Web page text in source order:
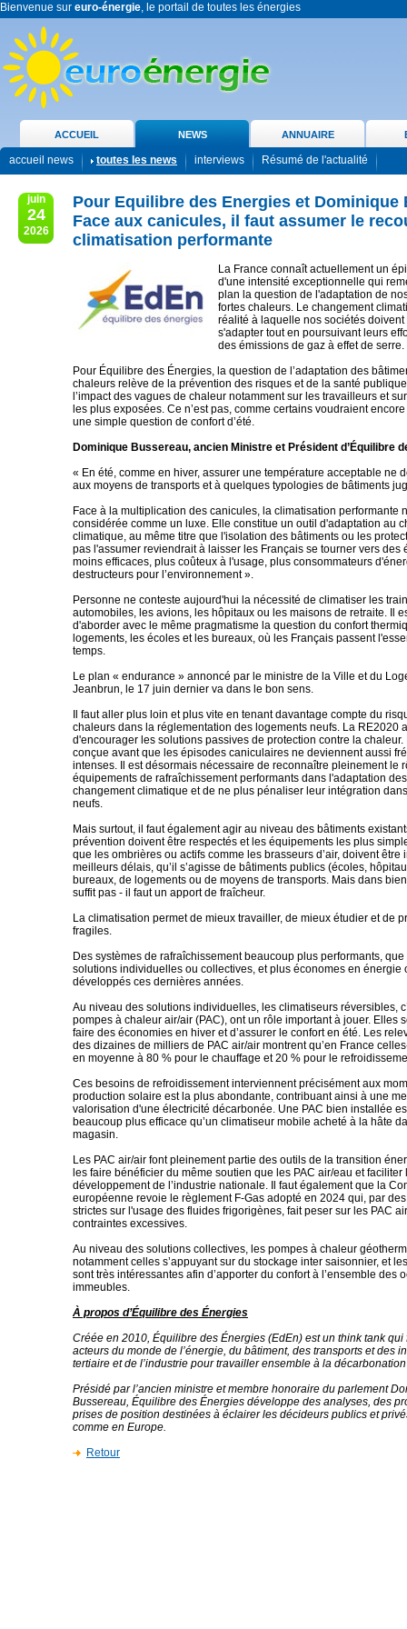
Bienvenue sur euro-énergie, le portail de toutes les énergies
ACCUEIL NEWS ANNUAIRE
accueil news toutes les news interviews Résumé de l'actualité
juin
24
2026
Pour Equilibre des Energies et Dominique
Face aux canicules, il faut assumer le
climatisation performante
La France connaît actuellement un
d'une intensité exceptionnelle qui
plan la question de l'adaptation de
fortes chaleurs. Le changement
réalité à laquelle nos sociétés
s'adapter tout en poursuivant leurs
des émissions de gaz à effet de serre.
Pour Équilibre des Énergies, la question de l’adaptation des
chaleurs relève de la prévention des risques et de la santé
l’impact des vagues de chaleur notamment sur les travailleurs et
les plus exposées. Ce n’est pas, comme certains voudraient
une simple question de confort d’été.
Dominique Bussereau, ancien Ministre et Président d’Équilibre
« En été, comme en hiver, assurer une température acceptable ne
aux moyens de transports et à quelques typologies de bâtiments
Face à la multiplication des canicules, la climatisation performante
considérée comme un luxe. Elle constitue un outil d'adaptation au
climatique, au même titre que l'isolation des bâtiments ou les
pas l'assumer reviendrait à laisser les Français se tourner vers des
moins efficaces, plus coûteux à l'usage, plus consommateurs
destructeurs pour l’environnement ».
Personne ne conteste aujourd'hui la nécessité de climatiser les
automobiles, les avions, les hôpitaux ou les maisons de retraite. Il
d'aborder avec le même pragmatisme la question du confort
logements, les écoles et les bureaux, où les Français passent
temps.
Le plan « endurance » annoncé par le ministre de la Ville et du
Jeanbrun, le 17 juin dernier va dans le bon sens.
Il faut aller plus loin et plus vite en tenant davantage compte du
chaleurs dans la réglementation des logements neufs. La RE2020
d'encourager les solutions passives de protection contre la chaleur.
conçue avant que les épisodes caniculaires ne deviennent aussi
intenses. Il est désormais nécessaire de reconnaître pleinement le
équipements de rafraîchissement performants dans l'adaptation
changement climatique et de ne plus pénaliser leur intégration
neufs.
Mais surtout, il faut également agir au niveau des bâtiments
prévention doivent être respectés et les équipements les plus
que les ombrières ou actifs comme les brasseurs d’air, doivent être
meilleurs délais, qu’il s’agisse de bâtiments publics (écoles,
bureaux, de logements ou de moyens de transports. Mais dans
suffit pas - il faut un apport de fraîcheur.
La climatisation permet de mieux travailler, de mieux étudier et de
fragiles.
Des systèmes de rafraîchissement beaucoup plus performants,
solutions individuelles ou collectives, et plus économes en énergie
développés ces dernières années.
Au niveau des solutions individuelles, les climatiseurs réversibles,
pompes à chaleur air/air (PAC), ont un rôle important à jouer. Elles
faire des économies en hiver et d’assurer le confort en été. Les
des dizaines de milliers de PAC air/air montrent qu’en France
en moyenne à 80 % pour le chauffage et 20 % pour le
Ces besoins de refroidissement interviennent précisément aux
production solaire est la plus abondante, contribuant ainsi à une
valorisation d'une électricité décarbonée. Une PAC bien installée
beaucoup plus efficace qu’un climatiseur mobile acheté à la hâte
magasin.
Les PAC air/air font pleinement partie des outils de la transition
les faire bénéficier du même soutien que les PAC air/eau et faciliter
développement de l’industrie nationale. Il faut également que la
européenne revoie le règlement F-Gas adopté en 2024 qui, par
strictes sur l'usage des fluides frigorigènes, fait peser sur les PAC
contraintes excessives.
Au niveau des solutions collectives, les pompes à chaleur
notamment celles s’appuyant sur du stockage inter saisonnier, et
sont très intéressantes afin d’apporter du confort à l’ensemble des
immeubles.
À propos d’Équilibre des Énergies
Créée en 2010, Équilibre des Énergies (EdEn) est un think tank qui
acteurs du monde de l’énergie, du bâtiment, des transports et des
tertiaire et de l’industrie pour travailler ensemble à la
Présidé par l’ancien ministre et membre honoraire du parlement
Bussereau, Équilibre des Énergies développe des analyses, des
prises de position destinées à éclairer les décideurs publics et
comme en Europe.
Retour